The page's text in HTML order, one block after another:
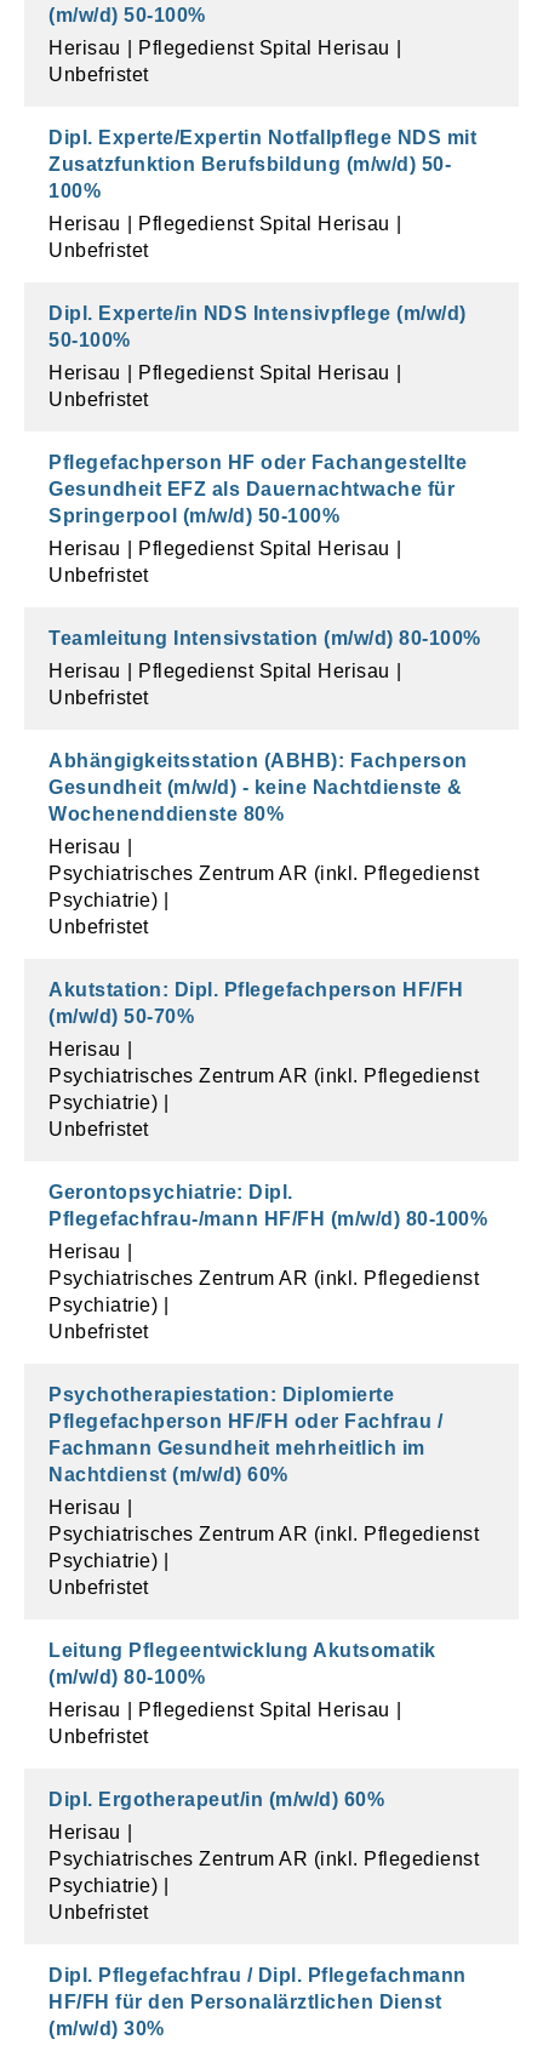
(m/w/d) 50-100%
Herisau
Pflegedienst Spital Herisau
Unbefristet
Dipl. Experte/Expertin Notfallpflege NDS mit
Zusatzfunktion Berufsbildung (m/w/d) 50-
100%
Herisau
Pflegedienst Spital Herisau
Unbefristet
Dipl. Experte/in NDS Intensivpflege (m/w/d)
50-100%
Herisau
Pflegedienst Spital Herisau
Unbefristet
Pflegefachperson HF oder Fachangestellte
Gesundheit EFZ als Dauernachtwache für
Springerpool (m/w/d) 50-100%
Herisau
Pflegedienst Spital Herisau
Unbefristet
Teamleitung Intensivstation (m/w/d) 80-100%
Herisau
Pflegedienst Spital Herisau
Unbefristet
Abhängigkeitsstation (ABHB): Fachperson
Gesundheit (m/w/d) - keine Nachtdienste &
Wochenenddienste 80%
Herisau
Psychiatrisches Zentrum AR (inkl. Pflegedienst
Psychiatrie)
Unbefristet
Akutstation: Dipl. Pflegefachperson HF/FH
(m/w/d) 50-70%
Herisau
Psychiatrisches Zentrum AR (inkl. Pflegedienst
Psychiatrie)
Unbefristet
Gerontopsychiatrie: Dipl.
Pflegefachfrau-/mann HF/FH (m/w/d) 80-100%
Herisau
Psychiatrisches Zentrum AR (inkl. Pflegedienst
Psychiatrie)
Unbefristet
Psychotherapiestation: Diplomierte
Pflegefachperson HF/FH oder Fachfrau /
Fachmann Gesundheit mehrheitlich im
Nachtdienst (m/w/d) 60%
Herisau
Psychiatrisches Zentrum AR (inkl. Pflegedienst
Psychiatrie)
Unbefristet
Leitung Pflegeentwicklung Akutsomatik
(m/w/d) 80-100%
Herisau
Pflegedienst Spital Herisau
Unbefristet
Dipl. Ergotherapeut/in (m/w/d) 60%
Herisau
Psychiatrisches Zentrum AR (inkl. Pflegedienst
Psychiatrie)
Unbefristet
Dipl. Pflegefachfrau / Dipl. Pflegefachmann
HF/FH für den Personalärztlichen Dienst
(m/w/d) 30%